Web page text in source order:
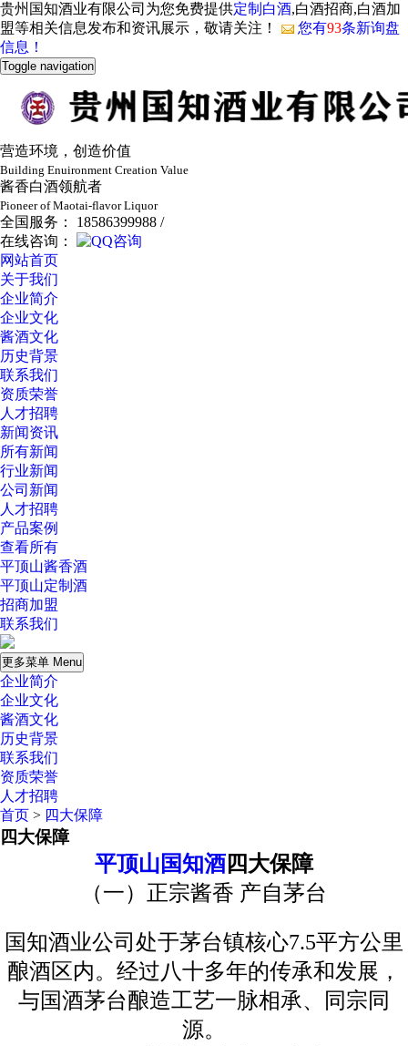
贵州国知酒业有限公司为您免费提供定制白酒,白酒招商,白酒加
盟等相关信息发布和资讯展示，敬请关注！
您有93条新询盘
信息！
Toggle navigation
营造环境，创造价值
Building Enuironment Creation Value
酱香白酒领航者
Pioneer of Maotai-flavor Liquor
全国服务： 18586399988 /
在线咨询：
网站首页
关于我们
企业简介
企业文化
酱酒文化
历史背景
联系我们
资质荣誉
人才招聘
新闻资讯
所有新闻
行业新闻
公司新闻
人才招聘
产品案例
查看所有
平顶山酱香酒
平顶山定制酒
招商加盟
联系我们
更多菜单 Menu
企业简介
企业文化
酱酒文化
历史背景
联系我们
资质荣誉
人才招聘
首页 > 四大保障
四大保障
平顶山国知酒四大保障
（一）正宗酱香 产自茅台
国知酒业公司处于茅台镇核心7.5平方公里
酿酒区内。经过八十多年的传承和发展，
与国酒茅台酿造工艺一脉相承、
同宗同
源。